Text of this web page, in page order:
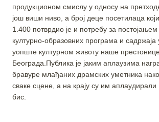
продукционом смислу у односу на
још виши ниво, а број деце посетилаца
1.400 потврдио је и потребу за постојањем
културно-образовних програма и садржаја
уопште културном животу наше
Београда.Публика је јаким аплаузима
бравуре млађаних драмских уметника
сваке сцене, а на крају су им аплаудирали
бис.